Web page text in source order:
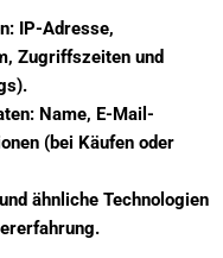
IP-Adresse,
Zugriffszeiten und
Name, E-Mail-
(bei Käufen oder
ähnliche Technologien